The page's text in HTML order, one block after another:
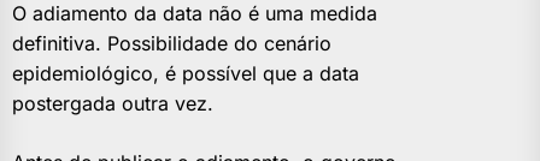
O adiamento da data não é uma medida
definitiva. Possibilidade do cenário
epidemiológico, é possível que a data
postergada outra vez.